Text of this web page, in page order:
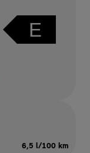
E
6,5 l/100 km